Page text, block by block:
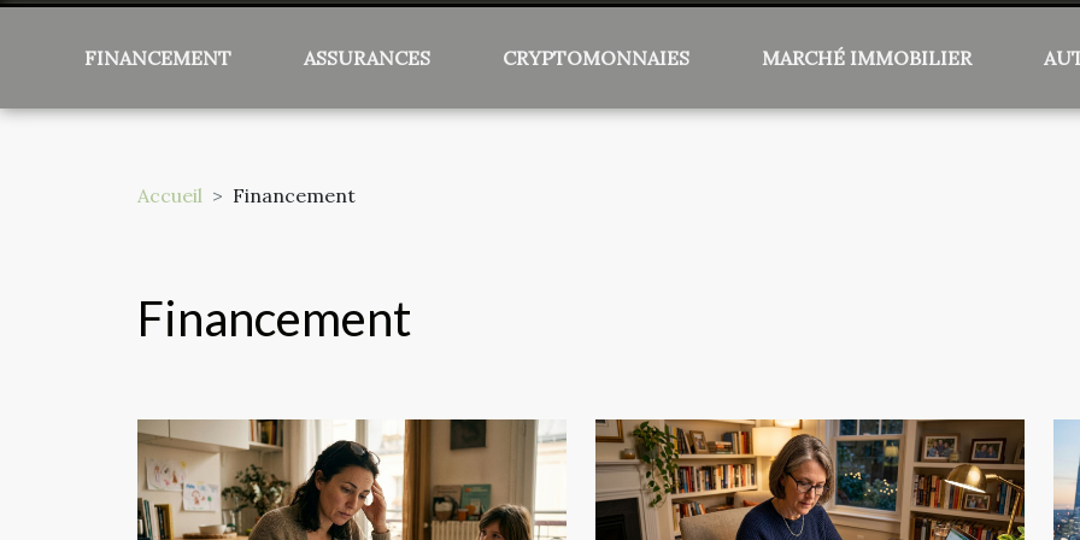
FINANCEMENT ASSURANCES CRYPTOMONNAIES MARCHÉ IMMOBILIER
Accueil Financement
Financement